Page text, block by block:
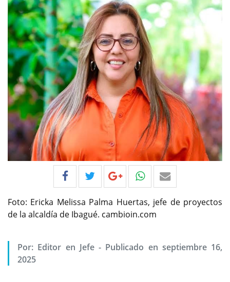
Foto: Ericka Melissa Palma Huertas, jefe de proyectos
de la alcaldía de Ibagué. cambioin.com
Por: Editor en Jefe- Publicado en septiembre 16,
2025